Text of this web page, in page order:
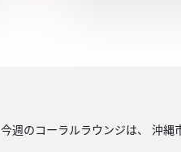
コーラルラウンジは、 沖縄